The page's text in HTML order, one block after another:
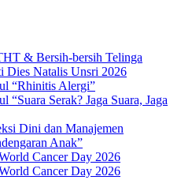
& Bersih-bersih Telinga
Dies Natalis Unsri 2026
“Rhinitis Alergi”
“Suara Serak? Jaga Suara, Jaga
Dini dan Manajemen
Anak”
Cancer Day 2026
Cancer Day 2026